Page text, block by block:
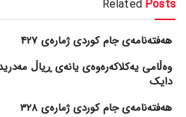
Related Posts
هەفتەنامەی جام کوردی ژمارەی 427
وەڵامی یەکلاکەرەوەی یانەی ڕیاڵ
دایک
هەفتەنامەی جام کوردی ژمارەی 328